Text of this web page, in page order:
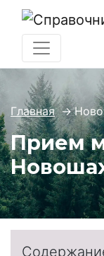
Главная →
Прием